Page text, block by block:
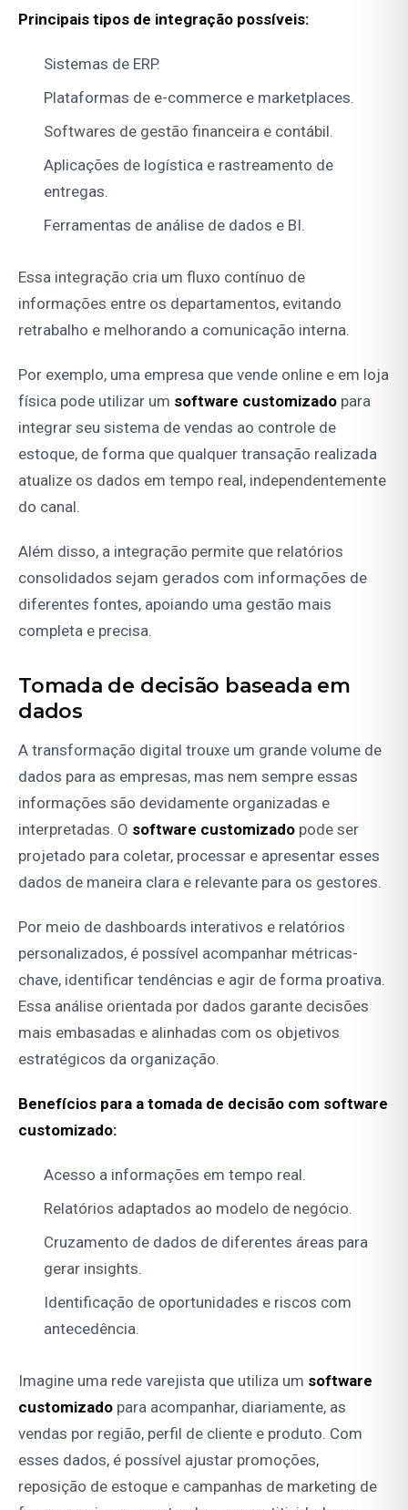
Principais tipos de integração possíveis:
Sistemas de ERP.
Plataformas de e-commerce e marketplaces.
Softwares de gestão financeira e contábil.
Aplicações de logística e rastreamento de
entregas.
Ferramentas de análise de dados e BI.
Essa integração cria um fluxo contínuo de
informações entre os departamentos, evitando
retrabalho e melhorando a comunicação interna.
Por exemplo, uma empresa que vende online e em loja
física pode utilizar um software customizado para
integrar seu sistema de vendas ao controle de
estoque, de forma que qualquer transação realizada
atualize os dados em tempo real, independentemente
do canal.
Além disso, a integração permite que relatórios
consolidados sejam gerados com informações de
diferentes fontes, apoiando uma gestão mais
completa e precisa.
Tomada de decisão baseada em
dados
A transformação digital trouxe um grande volume de
dados para as empresas, mas nem sempre essas
informações são devidamente organizadas e
interpretadas. O software customizado pode ser
projetado para coletar, processar e apresentar esses
dados de maneira clara e relevante para os gestores.
Por meio de dashboards interativos e relatórios
personalizados, é possível acompanhar métricas-
chave, identificar tendências e agir de forma proativa.
Essa análise orientada por dados garante decisões
mais embasadas e alinhadas com os objetivos
estratégicos da organização.
Benefícios para a tomada de decisão com software
customizado:
Acesso a informações em tempo real.
Relatórios adaptados ao modelo de negócio.
Cruzamento de dados de diferentes áreas para
gerar insights.
Identificação de oportunidades e riscos com
antecedência.
Imagine uma rede varejista que utiliza um software
customizado para acompanhar, diariamente, as
vendas por região, perfil de cliente e produto. Com
esses dados, é possível ajustar promoções,
reposição de estoque e campanhas de marketing de